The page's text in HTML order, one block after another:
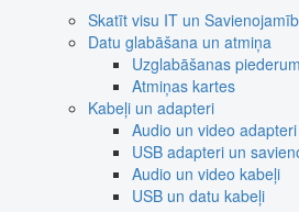
Skatīt visu IT un
Datu glabāšana un atmiņa
Uzglabāšanas
Atmiņas kartes
Kabeļi un adapteri
Audio un video adapteri
USB adapteri un
Audio un video kabeļi
USB un datu kabeļi